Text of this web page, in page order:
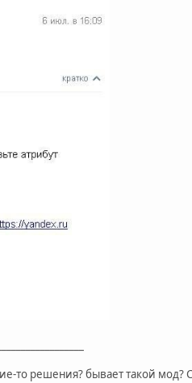
то решения? бывает такой мод?